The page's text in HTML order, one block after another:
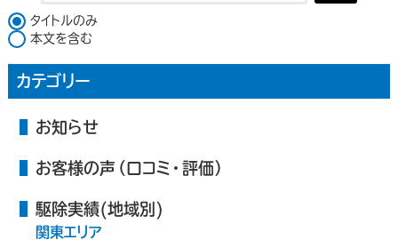
検索対象
タイトルのみ
本文を含む
カテゴリー
お知らせ
お客様の声（口コミ・評価）
駆除実績(地域別)
関東エリア